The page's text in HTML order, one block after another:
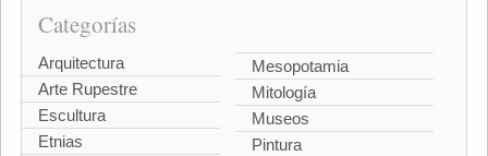
Categorías
Arquitectura
Arte Rupestre
Escultura
Etnias
Mesopotamia
Mitología
Museos
Pintura